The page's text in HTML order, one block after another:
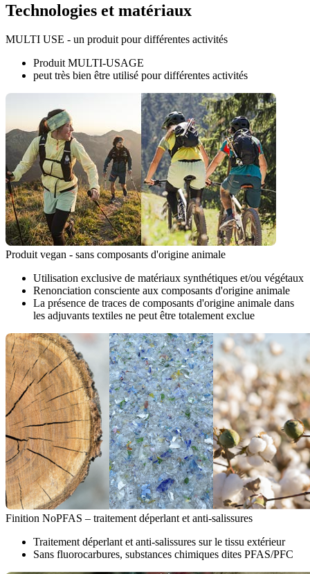
Technologies et matériaux
MULTI USE - un produit pour différentes activités
Produit MULTI-USAGE
peut très bien être utilisé pour différentes activités
Produit vegan - sans composants d'origine animale
Utilisation exclusive de matériaux synthétiques et/ou végétaux
Renonciation consciente aux composants d'origine animale
La présence de traces de composants d'origine animale dans
les adjuvants textiles ne peut être totalement exclue
Finition NoPFAS – traitement déperlant et anti-salissures
Traitement déperlant et anti-salissures sur le tissu extérieur
Sans fluorocarbures, substances chimiques dites PFAS/PFC